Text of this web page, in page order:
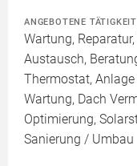
ANGEBOTENE
Wartung,
Austausch,
Thermostat,
Wartung, Dach
Optimierung,
Sanierung / Umbau